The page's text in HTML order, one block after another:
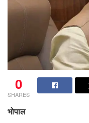
0
SHARES
भोपाल